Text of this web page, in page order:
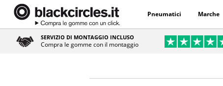
Pneumatici Marche
SERVIZIO DI MONTAGGIO INCLUSO
Compra le gomme con il montaggio